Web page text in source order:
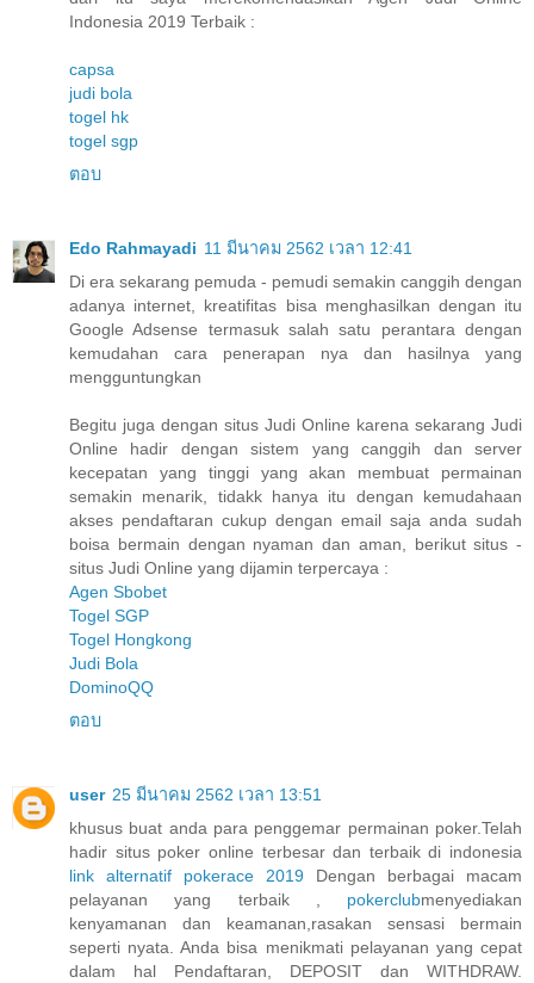
Indonesia 2019 Terbaik :
capsa
judi bola
togel hk
togel sgp
ตอบ
Edo Rahmayadi 11 มีนาคม 2562 เวลา 12:41
Di era sekarang pemuda - pemudi semakin canggih dengan
adanya internet, kreatifitas bisa menghasilkan dengan itu
Google Adsense termasuk salah satu perantara dengan
kemudahan cara penerapan nya dan hasilnya yang
mengguntungkan
Begitu juga dengan situs Judi Online karena sekarang Judi
Online hadir dengan sistem yang canggih dan server
kecepatan yang tinggi yang akan membuat permainan
semakin menarik, tidakk hanya itu dengan kemudahaan
akses pendaftaran cukup dengan email saja anda sudah
boisa bermain dengan nyaman dan aman, berikut situs -
situs Judi Online yang dijamin terpercaya :
Agen Sbobet
Togel SGP
Togel Hongkong
Judi Bola
DominoQQ
ตอบ
user 25 มีนาคม 2562 เวลา 13:51
khusus buat anda para penggemar permainan poker.Telah
hadir situs poker online terbesar dan terbaik di indonesia
link alternatif pokerace 2019 Dengan berbagai macam
pelayanan yang terbaik , pokerclubmenyediakan
kenyamanan dan keamanan,rasakan sensasi bermain
seperti nyata. Anda bisa menikmati pelayanan yang cepat
dalam hal Pendaftaran, DEPOSIT dan WITHDRAW.